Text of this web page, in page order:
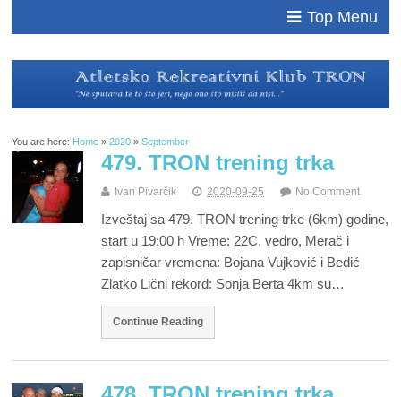
Top Menu
You are here: Home »2020 »September
479. TRON trening trka
Ivan Pivarčik 2020-09-25 No Comment
Izveštaj sa 479. TRON trening trke (6km) godine,
start u 19:00 h Vreme: 22C, vedro, Merač i
zapisničar vremena: Bojana Vujković i Bedić
Zlatko Lični rekord: Sonja Berta 4km su…
Continue Reading